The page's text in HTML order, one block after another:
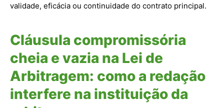
validade, eficácia ou continuidade do contrato principal.
Cláusula compromissória
cheia e vazia na Lei de
Arbitragem: como a redação
interfere na instituição da